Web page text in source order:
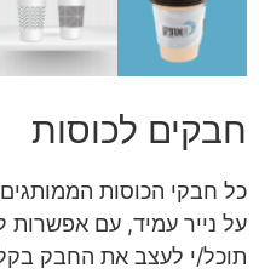
חבקים לכוסות
כל חבקי הכוסות
על נייר עמיד, עם אפשרות
תוכל/י לעצב את החבק